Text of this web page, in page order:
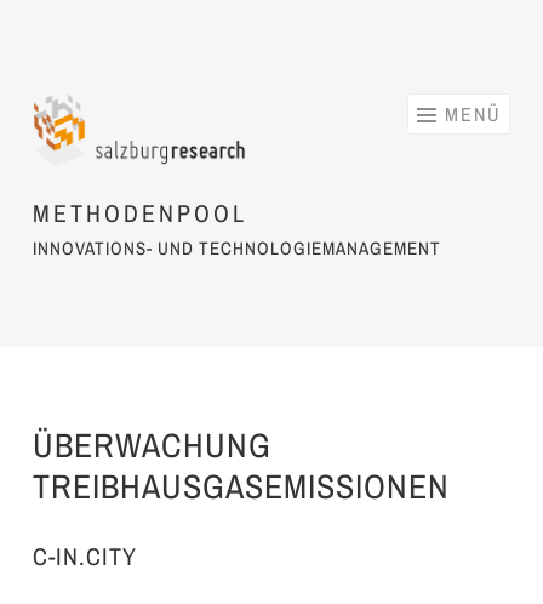
METHODENPOOL
INNOVATIONS- UND TECHNOLOGIEMANAGEMENT
MENÜ
ÜBERWACHUNG
TREIBHAUSGASEMISSIONEN
C-IN.CITY